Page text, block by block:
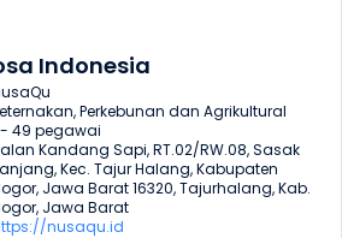
Indonesia
Perkebunan dan Agrikultural
- 49 pegawai
Kandang Sapi, RT.02/RW.08, Sasak
Kec. Tajur Halang, Kabupaten
Jawa Barat 16320, Tajurhalang, Kab.
Jawa Barat
nusaqu.id